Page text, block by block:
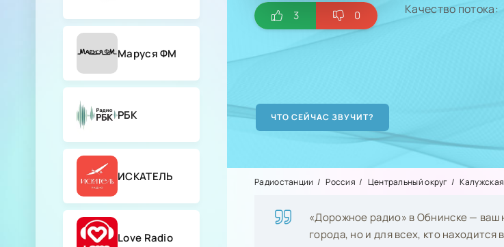
Маруся ФМ
РБК
ИСКАТЕЛЬ
Love Radio
3 0
Качество потока:
Радиостанции Россия Центральный округ
«Дорожное радио» в Обнинске — ваш
города, но и для всех, кто